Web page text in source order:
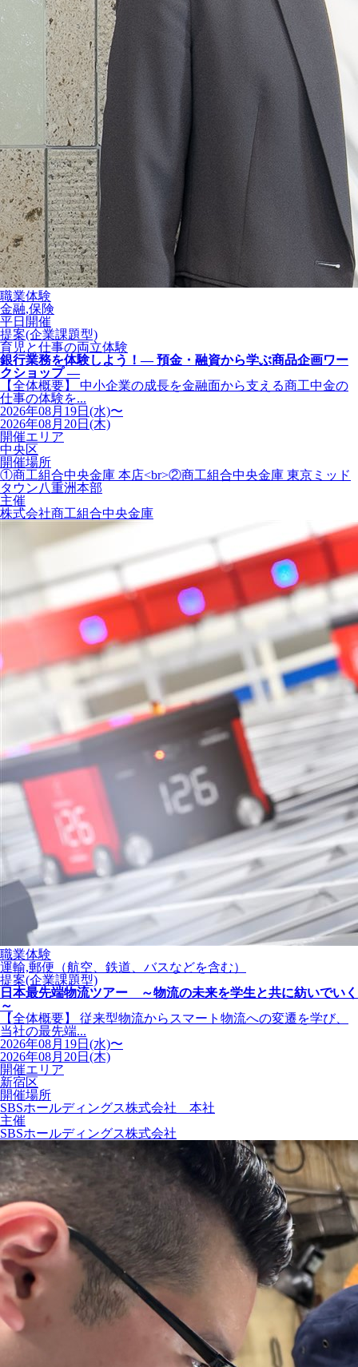
職業体験
金融,保険
平日開催
提案(企業課題型)
育児と仕事の両立体験
銀行業務を体験しよう！― 預金・融資から学ぶ商品企画ワー
クショップ ―
【全体概要】 中小企業の成長を金融面から支える商工中金の
仕事の体験を...
2026年08月19日(水)〜
2026年08月20日(木)
開催エリア
中央区
開催場所
①商工組合中央金庫 本店<br>②商工組合中央金庫 東京ミッド
タウン八重洲本部
主催
株式会社商工組合中央金庫
職業体験
運輸,郵便（航空、鉄道、バスなどを含む）
提案(企業課題型)
日本最先端物流ツアー ～物流の未来を学生と共に紡いでいく
～
【全体概要】 従来型物流からスマート物流への変遷を学び、
当社の最先端...
2026年08月19日(水)〜
2026年08月20日(木)
開催エリア
新宿区
開催場所
SBSホールディングス株式会社 本社
主催
SBSホールディングス株式会社